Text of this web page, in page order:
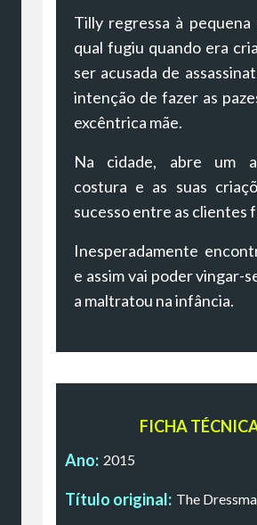
Tilly regressa à pequena
qual fugiu quando era
ser acusada de
intenção de fazer as
excêntrica mãe.
Na cidade, abre um
costura e as suas
sucesso entre as clientes
Inesperadamente
e assim vai poder vingar-
a maltratou na infância.
FICHA
Ano: 2015
Título original: The